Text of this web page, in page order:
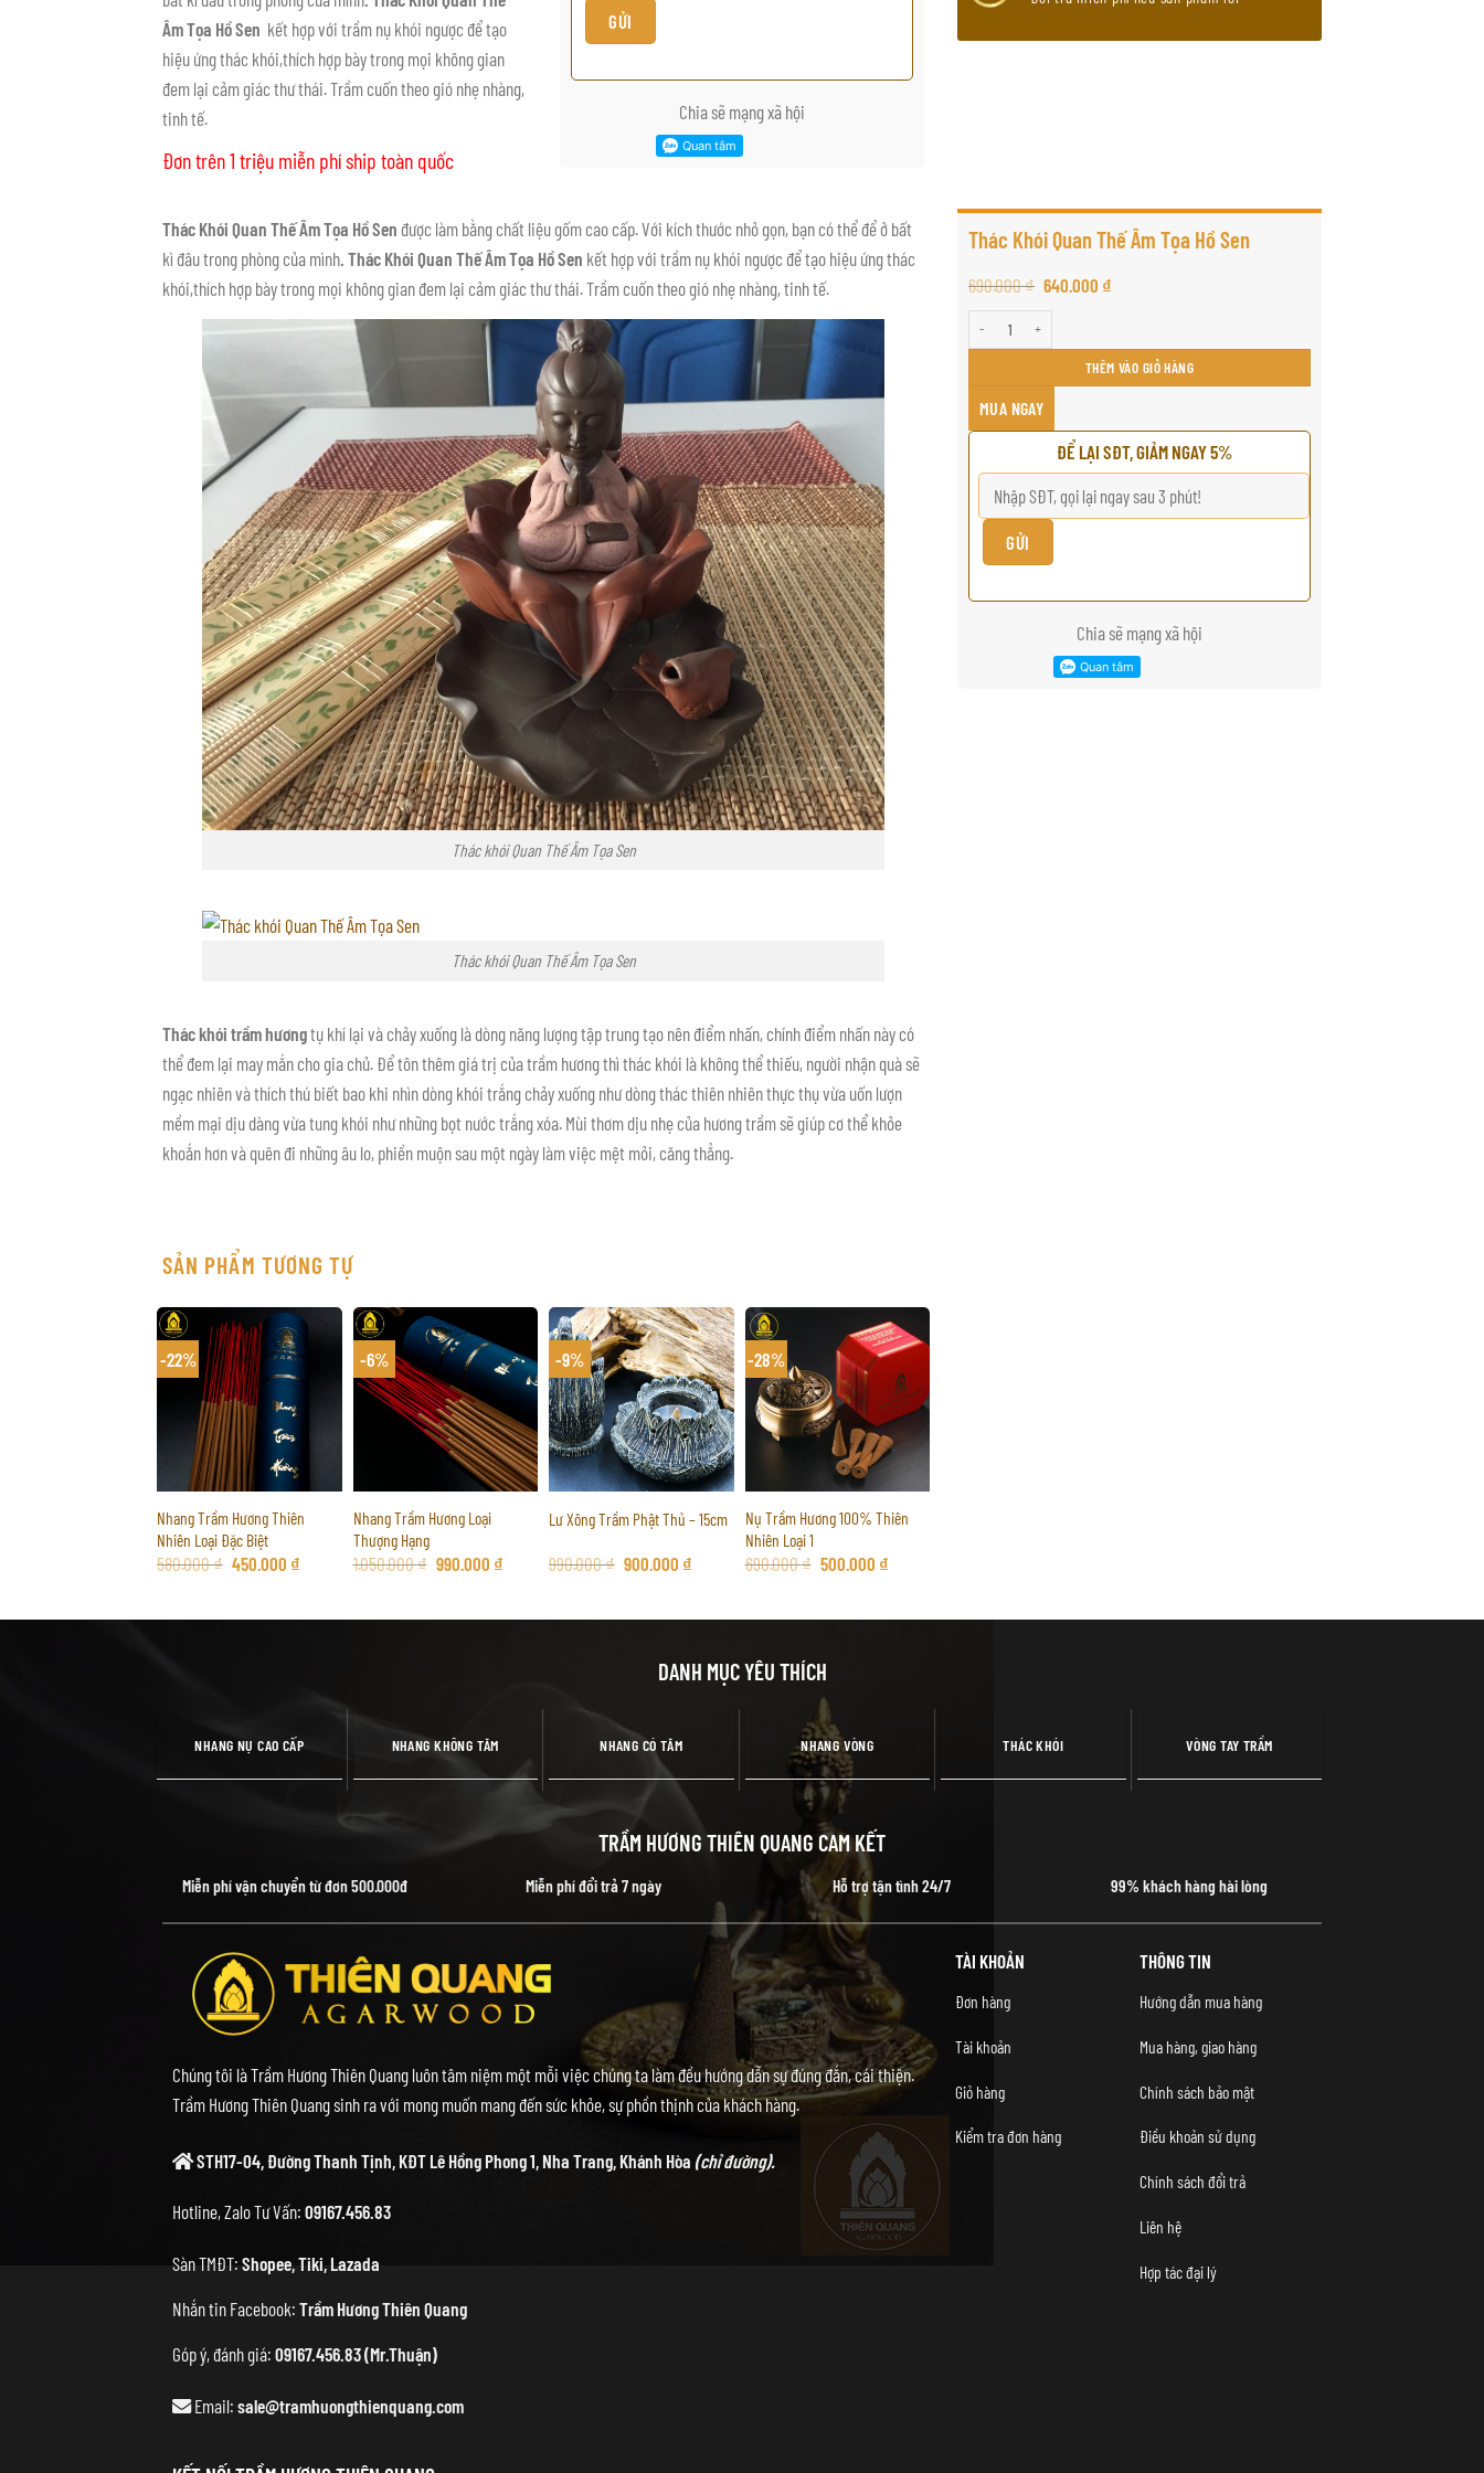
Âm Tọa Hồ Sen kết hợp với trầm nụ khói ngược để tạo
hiệu ứng thác khói,thích hợp bày trong mọi không gian
đem lại cảm giác thư thái. Trầm cuốn theo gió nhẹ nhàng,
tinh tế.
Đơn trên 1 triệu miễn phí ship toàn quốc
Chia sẽ mạng xã hội
Thác Khói Quan Thế Âm Tọa Hồ Sen được làm bằng chất liệu gốm cao cấp. Với kích thước nhỏ gọn, bạn có thể để ở bất
kì đâu trong phòng của mình. Thác Khói Quan Thế Âm Tọa Hồ Sen kết hợp với trầm nụ khói ngược để tạo hiệu ứng thác
khói,thích hợp bày trong mọi không gian đem lại cảm giác thư thái. Trầm cuốn theo gió nhẹ nhàng, tinh tế.
Thác khói Quan Thế Âm Tọa Sen
Thác khói Quan Thế Âm Tọa Sen
Thác khói trầm hươngtụ khí lại và chảy xuống là dòng năng lượng tập trung tạo nên điểm nhấn, chính điểm nhấn này có
thể đem lại may mắn cho gia chủ. Để tôn thêm giá trị của trầm hương thì thác khói là không thể thiếu, người nhận quà sẽ
ngạc nhiên và thích thú biết bao khi nhìn dòng khói trắng chảy xuống như dòng thác thiên nhiên thực thụ vừa uốn lượn
mềm mại dịu dàng vừa tung khói như những bọt nước trắng xóa. Mùi thơm dịu nhẹ của hương trầm sẽ giúp cơ thể khỏe
khoắn hơn và quên đi những âu lo, phiền muộn sau một ngày làm việc mệt mỏi, căng thẳng.
SẢN PHẨM TƯƠNG TỰ
-22%
Nhang Trầm Hương Thiên
Nhiên Loại Đặc Biệt
580.000₫ Giá
580.000 ₫.
450.000 ₫
là:
-6%
Nhang Trầm Hương Loại
Thượng Hạng
1.050.000₫ Giá
1.050.000 ₫.
990.000 ₫Giá
là:
-9%
Lư Xông Trầm Phật Thủ – 15cm
990.000₫ Giá
990.000 ₫.
900.000 ₫
là:
-28%
Nụ Trầm Hương 100% Thiên
Nhiên Loại 1
690.000₫ Giá
690.000 ₫.
500.000 ₫Giá
là:
3.800.000 ₫.là:
Thác Khói Quan Thế Âm Tọa Hồ Sen
690.000₫ Giá
640.000 ₫
640.000 ₫.
THÊM VÀO GIỎ HÀNG
MUA NGAY
ĐỂ LẠI SĐT, GIẢM NGAY 5%
Chia sẽ mạng xã hội
DANH MỤC YÊU THÍCH
NHANG NỤ CAO CẤP NHANG KHÔNG TĂM NHANG CÓ TĂM NHANG VÒNG THÁC KHÓI VÒNG TAY TRẦM
TRẦM HƯƠNG THIÊN QUANG CAM KẾT
Miễn phí vận chuyển từ đơn 500.000đ Miễn phí đổi trả 7 ngày Hỗ trợ tận tình 24/7 99% khách hàng hài lòng
Chúng tôi là Trầm Hương Thiên Quang luôn tâm niệm một mỗi việc chúng ta làm đều hướng dẫn sự đúng đắn, cái thiện.
Trầm Hương Thiên Quang sinh ra với mong muốn mang đến sức khỏe, sự phồn thịnh của khách hàng.
STH17-04, Đường Thanh Tịnh, KĐT Lê Hồng Phong 1, Nha Trang, Khánh Hòa (chỉ đường).
Hotline, Zalo Tư Vấn: 09167.456.83
Sàn TMĐT: Shopee,Tiki,Lazada
Nhắn tin Facebook: Trầm Hương Thiên Quang
Góp ý, đánh giá: 09167.456.83 (Mr.Thuận)
Email: sale@tramhuongthienquang.com
TÀI KHOẢN
Đơn hàng
Tài khoản
Giỏ hàng
Kiểm tra đơn hàng
THÔNG TIN
Hướng dẫn mua hàng
Mua hàng, giao hàng
Chính sách bảo mật
Điều khoản sử dụng
Chính sách đổi trả
Liên hệ
Hợp tác đại lý